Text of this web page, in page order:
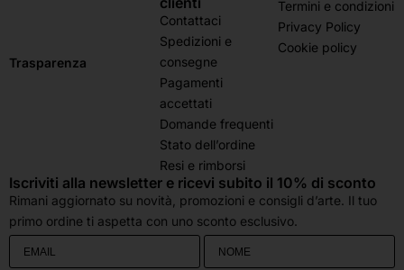
Trasparenza
Contattaci
Spedizioni e
consegne
Pagamenti
accettati
Domande frequenti
Stato dell’ordine
Resi e rimborsi
Termini e condizioni
Privacy Policy
Cookie policy
Iscriviti alla newsletter e ricevi subito il 10% di sconto
Rimani aggiornato su novità, promozioni e consigli d’arte. Il tuo
primo ordine ti aspetta con uno sconto esclusivo.